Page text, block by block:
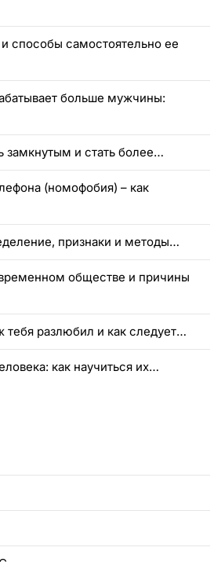
способы самостоятельно ее
больше мужчины:
замкнутым и стать более…
(номофобия) – как
признаки и методы…
обществе и причины
тебя разлюбил и как следует…
как научиться их…